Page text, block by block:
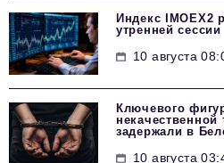
Индекс IMOEX2
утренней сессии
10 августа
Ключевого
задержали в
10 августа